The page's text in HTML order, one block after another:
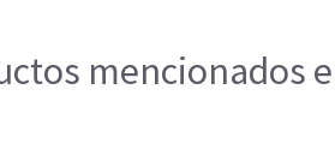
mencionados